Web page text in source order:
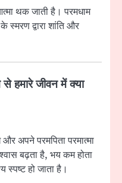
थक जाती है। परमधाम
द्वारा शांति और
हमारे जीवन में क्या
अपने परमपिता परमात्मा
बढ़ता है, भय कम होता
स्पष्ट हो जाता है।